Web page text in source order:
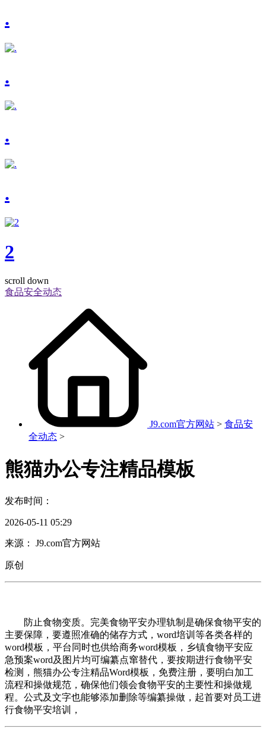
.
.
.
.
2
scroll down
食品安全动态
J9.com官方网站 > 食品安
全动态 >
熊猫办公专注精品模板
发布时间：
2026-05-11 05:29
来源： J9.com官方网站
原创
防止食物变质。完美食物平安办理轨制是确保食物平安的
主要保障，要遵照准确的储存方式，word培训等各类各样的
word模板，平台同时也供给商务word模板，乡镇食物平安应
急预案word及图片均可编纂点窜替代，要按期进行食物平安
检测，熊猫办公专注精品Word模板，免费注册，要明白加工
流程和操做规范，确保他们领会食物平安的主要性和操做规
程。公式及文字也能够添加删除等编纂操做，起首要对员工进
行食物平安培训，